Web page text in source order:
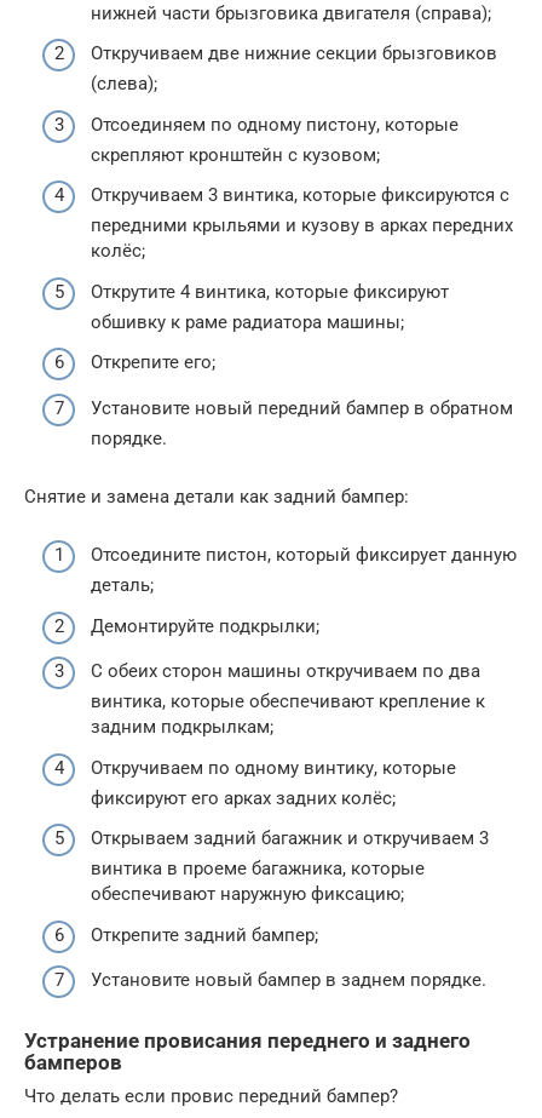
нижней части брызговика двигателя (справа);
Откручиваем две нижние секции брызговиков
(слева);
Отсоединяем по одному пистону, которые
скрепляют кронштейн с кузовом;
Откручиваем 3 винтика, которые фиксируются с
передними крыльями и кузову в арках передних
колёс;
Открутите 4 винтика, которые фиксируют
обшивку к раме радиатора машины;
Открепите его;
Установите новый передний бампер в обратном
порядке.
Снятие и замена детали как задний бампер:
Отсоедините пистон, который фиксирует данную
деталь;
Демонтируйте подкрылки;
С обеих сторон машины откручиваем по два
винтика, которые обеспечивают крепление к
задним подкрылкам;
Откручиваем по одному винтику, которые
фиксируют его арках задних колёс;
Открываем задний багажник и откручиваем 3
винтика в проеме багажника, которые
обеспечивают наружную фиксацию;
Открепите задний бампер;
Установите новый бампер в заднем порядке.
Устранение провисания переднего и заднего
бамперов
Что делать если провис передний бампер?